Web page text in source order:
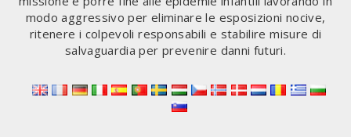
modo aggressivo per eliminare le esposizioni nocive,
ritenere i colpevoli responsabili e stabilire misure di
salvaguardia per prevenire danni futuri.